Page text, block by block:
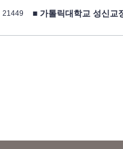
21449 ■ 가톨릭대학교 성신교